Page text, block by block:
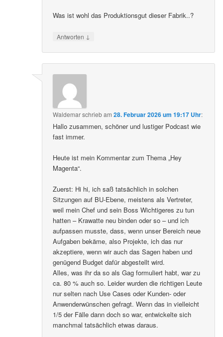
Was ist wohl das Produktionsgut dieser Fabrik..?
Antworten ↓
Waldemarschriebam28. Februar 2026 um 19:17 Uhr:
Hallo zusammen, schöner und lustiger Podcast wie
fast immer.
Heute ist mein Kommentar zum Thema „Hey
Magenta“.
Zuerst: Hi hi, ich saß tatsächlich in solchen
Sitzungen auf BU-Ebene, meistens als Vertreter,
weil mein Chef und sein Boss Wichtigeres zu tun
hatten – Krawatte neu binden oder so – und ich
aufpassen musste, dass, wenn unser Bereich neue
Aufgaben bekäme, also Projekte, ich das nur
akzeptiere, wenn wir auch das Sagen haben und
genügend Budget dafür abgestellt wird.
Alles, was ihr da so als Gag formuliert habt, war zu
ca. 80 % auch so. Leider wurden die richtigen Leute
nur selten nach Use Cases oder Kunden- oder
Anwenderwünschen gefragt. Wenn das in vielleicht
1/5 der Fälle dann doch so war, entwickelte sich
manchmal tatsächlich etwas daraus.